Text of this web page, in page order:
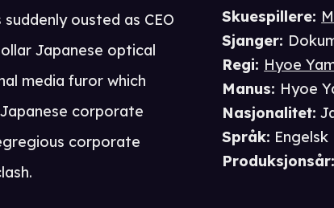
Skuespillere:
Sjanger:
Regi: Hyoe
Manus: Hyoe
Nasjonalitet:
Språk: Engelsk
Produksjonsår:
ousted as CEO
Japanese optical
media furor which
corporate
corporate